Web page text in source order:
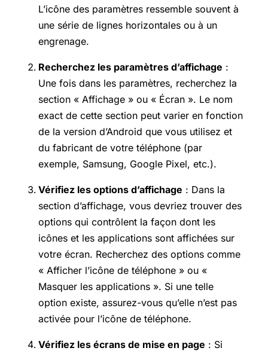
L’icône des paramètres ressemble souvent à
une série de lignes horizontales ou à un
engrenage.
Recherchez les paramètres d’affichage :
Une fois dans les paramètres, recherchez la
section « Affichage » ou « Écran ». Le nom
exact de cette section peut varier en fonction
de la version d’Android que vous utilisez et
du fabricant de votre téléphone (par
exemple, Samsung, Google Pixel, etc.).
Vérifiez les options d’affichage : Dans la
section d’affichage, vous devriez trouver des
options qui contrôlent la façon dont les
icônes et les applications sont affichées sur
votre écran. Recherchez des options comme
« Afficher l’icône de téléphone » ou «
Masquer les applications ». Si une telle
option existe, assurez-vous qu’elle n’est pas
activée pour l’icône de téléphone.
Vérifiez les écrans de mise en page : Si